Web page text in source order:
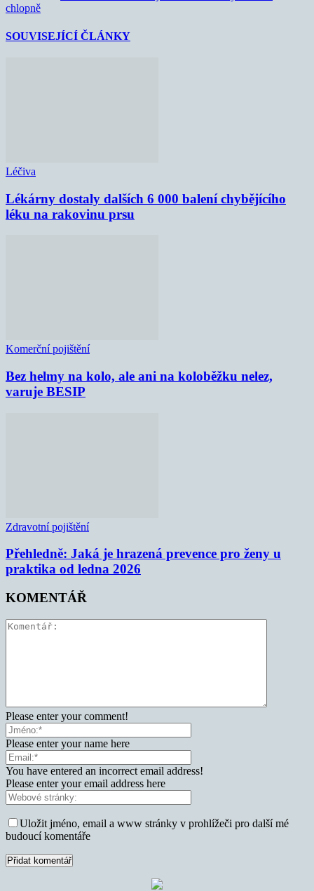
chlopně
SOUVISEJÍCÍ ČLÁNKY
Léčiva
Lékárny dostaly dalších 6 000 balení chybějícího
léku na rakovinu prsu
Komerční pojištění
Bez helmy na kolo, ale ani na koloběžku nelez,
varuje BESIP
Zdravotní pojištění
Přehledně: Jaká je hrazená prevence pro ženy u
praktika od ledna 2026
KOMENTÁŘ
Please enter your comment!
Please enter your name here
You have entered an incorrect email address!
Please enter your email address here
Uložit jméno, email a www stránky v prohlížeči pro další mé
budoucí komentáře